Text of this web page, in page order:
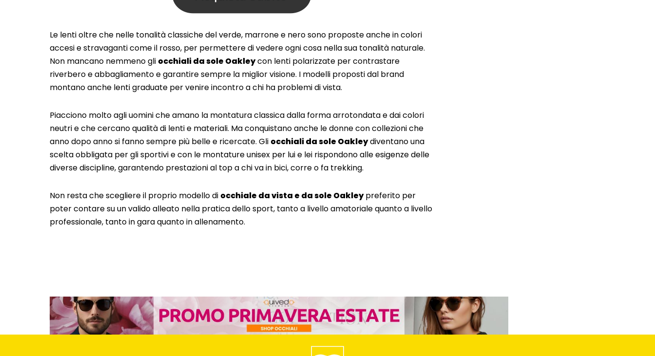
Le lenti oltre che nelle tonalità classiche del verde, marrone e nero sono proposte anche in colori
accesi e stravaganti come il rosso, per permettere di vedere ogni cosa nella sua tonalità naturale.
Non mancano nemmeno gli occhiali da sole Oakleycon lenti polarizzate per contrastare
riverbero e abbagliamento e garantire sempre la miglior visione. I modelli proposti dal brand
montano anche lenti graduate per venire incontro a chi ha problemi di vista.
Piacciono molto agli uomini che amano la montatura classica dalla forma arrotondata e dai colori
neutri e che cercano qualità di lenti e materiali. Ma conquistano anche le donne con collezioni che
anno dopo anno si fanno sempre più belle e ricercate. Gli occhiali da sole Oakleydiventano una
scelta obbligata per gli sportivi e con le montature unisex per lui e lei rispondono alle esigenze delle
diverse discipline, garantendo prestazioni al top a chi va in bici, corre o fa trekking.
Non resta che scegliere il proprio modello di occhiale da vista e da sole Oakleypreferito per
poter contare su un valido alleato nella pratica dello sport, tanto a livello amatoriale quanto a livello
professionale, tanto in gara quanto in allenamento.